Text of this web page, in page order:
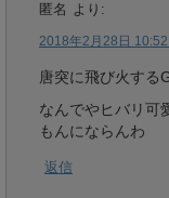
匿名 より:
2018年2月28日 10:52
唐突に飛び火する
なんでやヒバリ可
もんにならんわ
返信